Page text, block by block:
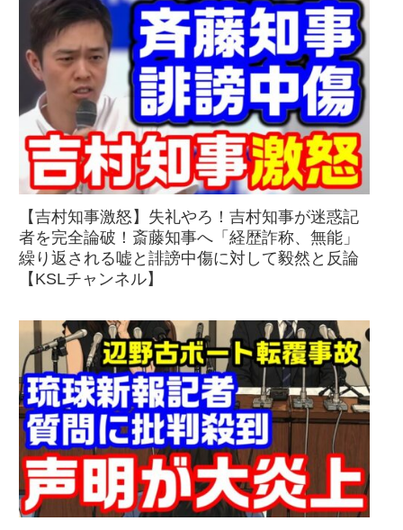
【吉村知事激怒】失礼やろ！吉村知事が迷惑記
者を完全論破！斎藤知事へ「経歴詐称、無能」
繰り返される嘘と誹謗中傷に対して毅然と反論
【KSLチャンネル】